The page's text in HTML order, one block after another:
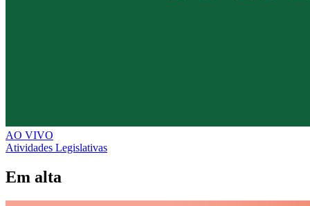
AO VIVO
Atividades Legislativas
Em alta